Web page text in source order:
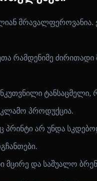
რამდენიმე
პროდუქცია.
პრინტი არ უნდა
მცირე და საშუალო